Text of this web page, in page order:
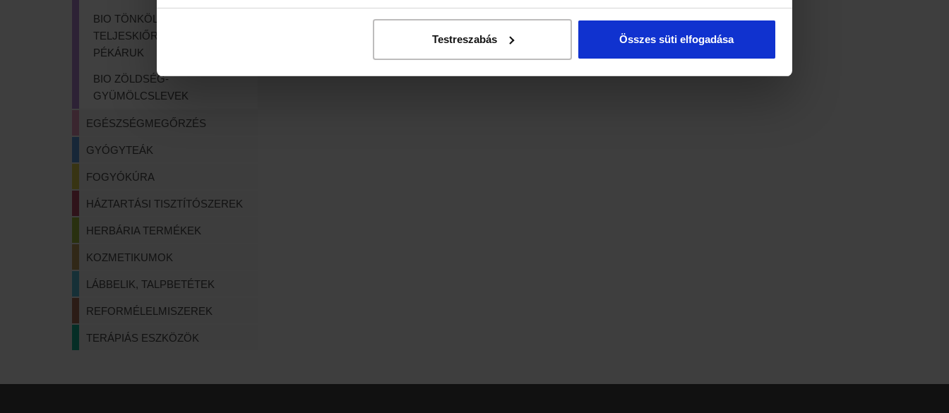
Testreszabás Összes süti elfogadása
BIO TÖNKÖLY ÉS
TELJESKIŐRLÉSŰ TÉSZTÁK,
PÉKÁRUK
BIO ZÖLDSÉG-
GYÜMÖLCSLEVEK
EGÉSZSÉGMEGŐRZÉS
GYÓGYTEÁK
FOGYÓKÚRA
HÁZTARTÁSI TISZTÍTÓSZEREK
HERBÁRIA TERMÉKEK
KOZMETIKUMOK
LÁBBELIK, TALPBETÉTEK
REFORMÉLELMISZEREK
TERÁPIÁS ESZKÖZÖK